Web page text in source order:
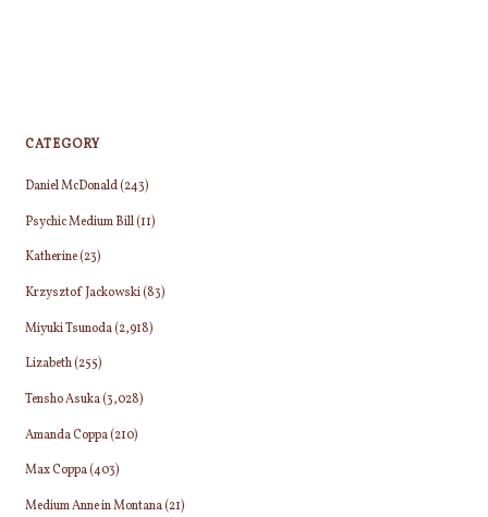
CATEGORY
Daniel McDonald(243)
Psychic Medium Bill(11)
Katherine(23)
Krzysztof Jackowski(83)
Miyuki Tsunoda(2,918)
Lizabeth(255)
Tensho Asuka(3,028)
Amanda Coppa(210)
Max Coppa(403)
Medium Anne in Montana(21)